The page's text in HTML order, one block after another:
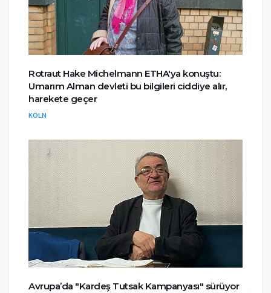
Rotraut Hake Michelmann ETHA'ya konuştu:
Umarım Alman devleti bu bilgileri ciddiye alır,
harekete geçer
KÖLN
Avrupa’da "Kardeş Tutsak Kampanyası" sürüyor